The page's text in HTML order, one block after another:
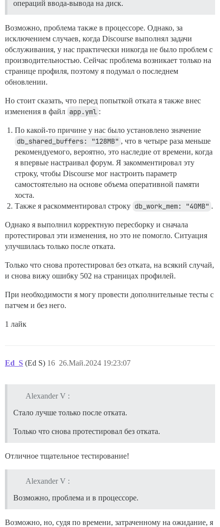
операций ввода-вывода на диск.
Возможно, проблема также в процессоре. Однако, за
исключением случаев, когда Discourse выполнял задачи
обслуживания, у нас практически никогда не было проблем с
производительностью. Сейчас проблема возникает только на
странице профиля, поэтому я подумал о последнем
обновлении.
Но стоит сказать, что перед попыткой отката я также внес
изменения в файл app.yml :
По какой-то причине у нас было установлено значение
db_shared_buffers: "128MB" , что в четыре раза меньше
рекомендуемого, вероятно, это наследие от времени, когда
я впервые настраивал форум. Я закомментировал эту
строку, чтобы Discourse мог настроить параметр
самостоятельно на основе объема оперативной памяти
хоста.
Также я раскомментировал строку db_work_mem: "40MB" .
Однако я выполнил корректную пересборку и сначала
протестировал эти изменения, но это не помогло. Ситуация
улучшилась только после отката.
Только что снова протестировал без отката, на всякий случай,
и снова вижу ошибку 502 на страницах профилей.
При необходимости я могу провести дополнительные тесты с
патчем и без него.
1 лайк
Ed_S (Ed S) 26.Май.2024 19:23:07
16
Alexander V :
Стало лучше только после отката.
Только что снова протестировал без отката.
Отличное тщательное тестирование!
Alexander V :
Возможно, проблема и в процессоре.
Возможно, но, судя по времени, затраченному на ожидание, я